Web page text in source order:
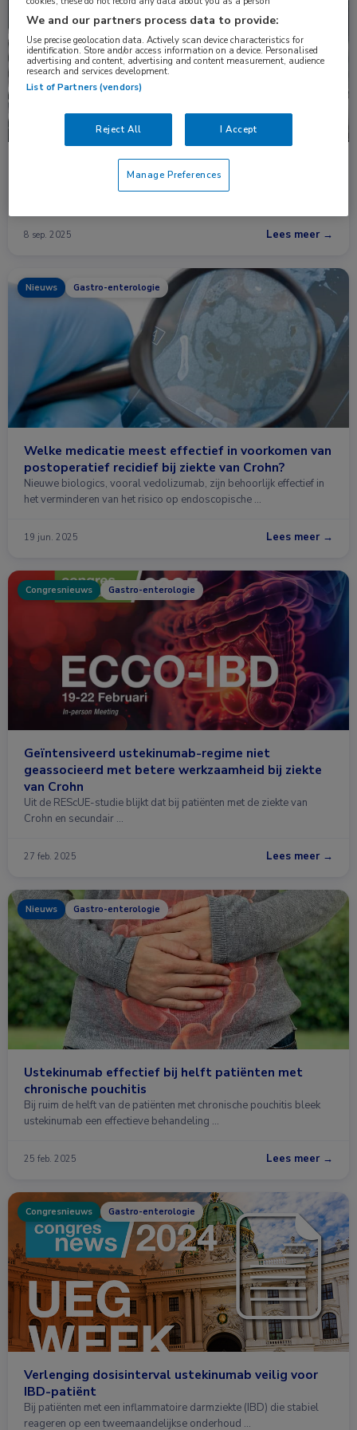
DNA-methylatie voorspelt respons op biological
De werkzaamheid van biologicals bij mensen met de ziekte van
8 sep. 2025 Lees meer →
Nieuws Gastro-enterologie
Welke medicatie meest effectief in voorkomen van
postoperatief recidief bij ziekte van Crohn?
Nieuwe biologics, vooral vedolizumab, zijn behoorlijk effectief in
het verminderen van het risico op endoscopische …
19 jun. 2025 Lees meer →
Congresnieuws Gastro-enterologie
Geïntensiveerd ustekinumab-regime niet
geassocieerd met betere werkzaamheid bij ziekte
van Crohn
Uit de REScUE-studie blijkt dat bij patiënten met de ziekte van
Crohn en secundair …
27 feb. 2025 Lees meer →
Nieuws Gastro-enterologie
Ustekinumab effectief bij helft patiënten met
chronische pouchitis
Bij ruim de helft van de patiënten met chronische pouchitis bleek
ustekinumab een effectieve behandeling …
25 feb. 2025 Lees meer →
Congresnieuws Gastro-enterologie
Verlenging dosisinterval ustekinumab veilig voor
IBD-patiënt
Bij patiënten met een inflammatoire darmziekte (IBD) die stabiel
reageren op een tweemaandelijkse onderhoud …
We and our partners process data to provide:
Use precise geolocation data. Actively scan device characteristics for
identification. Store and/or access information on a device. Personalised
advertising and content, advertising and content measurement, audience
research and services development.
List of Partners (vendors)
Reject All I Accept
Manage Preferences